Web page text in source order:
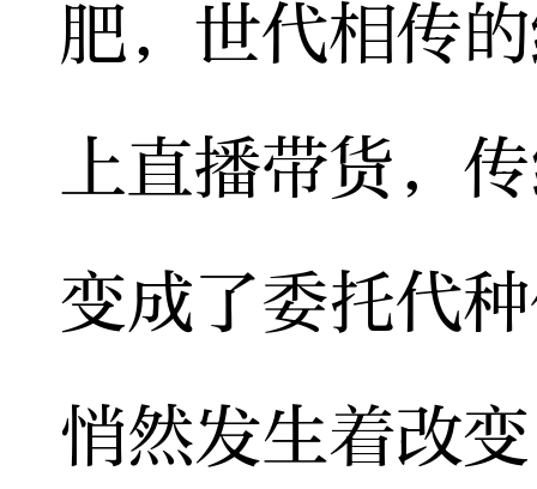
肥，世代相传
上直播带货，
变成了委托代
悄然发生着改